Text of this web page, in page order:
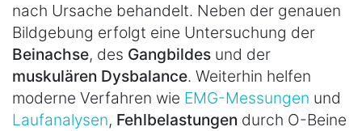
nach Ursache behandelt. Neben der genauen
Bildgebung erfolgt eine Untersuchung der
Beinachse, des Gangbildes und der
muskulären Dysbalance. Weiterhin helfen
moderne Verfahren wie EMG-Messungen und
Laufanalysen, Fehlbelastungen durch O-Beine